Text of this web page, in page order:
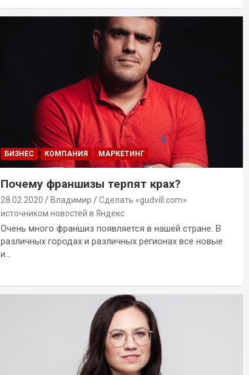
БИЗНЕС КОМПАНИЯ МАРКЕТИНГ
Почему франшизы терпят крах?
28.02.2020 Владимир
Сделать «gudvill.com»
источником новостей в Яндекс
Очень много франшиз появляется в нашей стране. В
различных городах и различных регионах все новые
и…